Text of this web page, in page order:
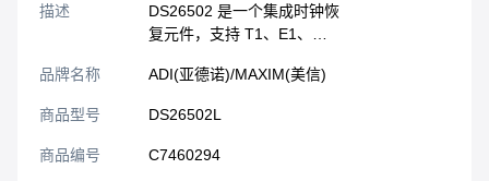
描述
DS26502 是一个集成时钟恢
复元件，支持 T1、E1、
同步定时接口。它还具有基
品牌名称 ADI(亚德诺)/MAXIM(美信)
商品型号 DS26502L
商品编号 C7460294